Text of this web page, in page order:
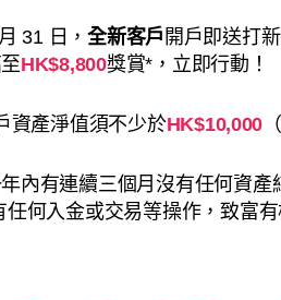
31 日，全新客戶 開戶即送打
HK$8,800獎賞*，立即行動！
資產淨值須不少於HK$10,000
內有連續三個月沒有任何資產
何入金或交易等操作，致富